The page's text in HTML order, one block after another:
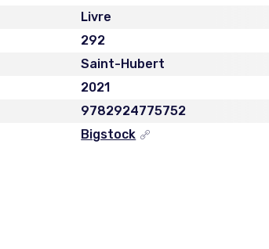
Livre
292
Saint-Hubert
2021
9782924775752
Bigstock
Ce